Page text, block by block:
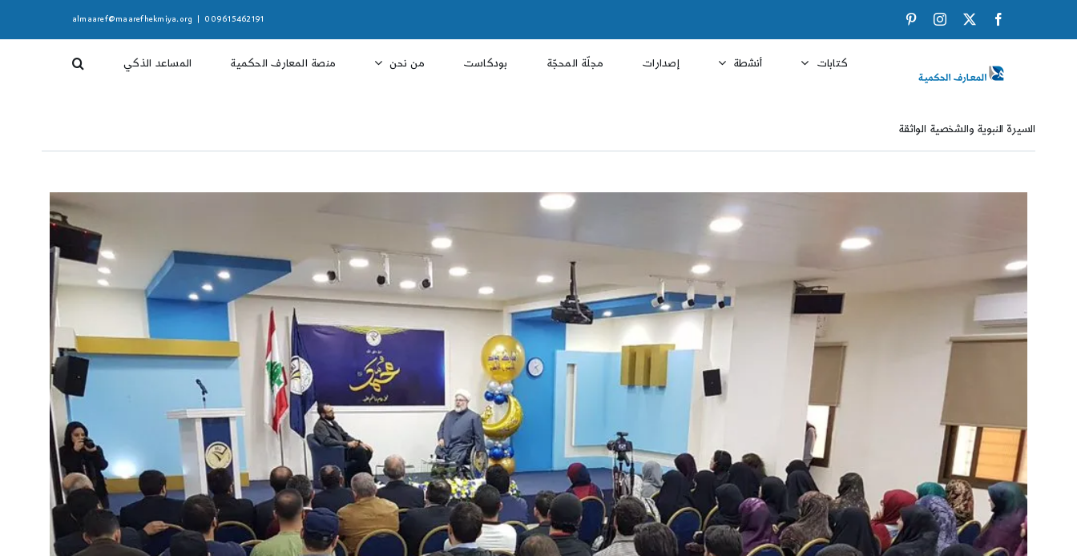
Facebook
X
Instagram
009615462191
almaaref@maarefhekmiya.org
كتابات أنشطة إصدارات مجلّة المحجّة بودكاست من نحن منصة المعارف الحكمية المساعد الذكي
السيرة النبوية والشخصية الواثقة